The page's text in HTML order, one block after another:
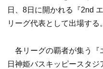
日、8日に開かれる『2nd
リーグ代表として出場する。
各リーグの覇者が集う『
日神姫バスキッピースタ